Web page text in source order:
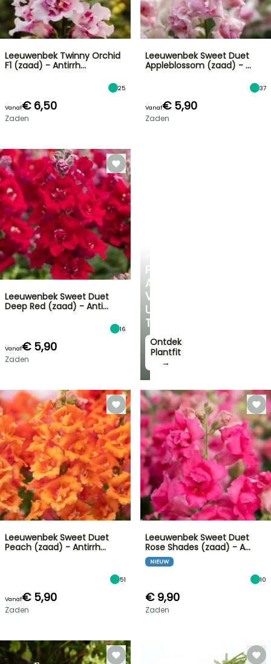
PERSOONLIJK
ADVIES
VOOR
UW
TUIN
Ontdek
Plantfit
→
Leeuwenbek Twinny Orchid
F1 (zaad) - Antirrh…
25
Vanaf€ 6,50
Zaden
Leeuwenbek Sweet Duet
Appleblossom (zaad) - …
37
Vanaf€ 5,90
Zaden
Leeuwenbek Sweet Duet
Deep Red (zaad) - Anti…
16
Vanaf€ 5,90
Zaden
Leeuwenbek Sweet Duet
Peach (zaad) - Antirrh…
51
Vanaf€ 5,90
Zaden
Leeuwenbek Sweet Duet
Rose Shades (zaad) - A…
NIEUW
10
€ 9,90
Zaden